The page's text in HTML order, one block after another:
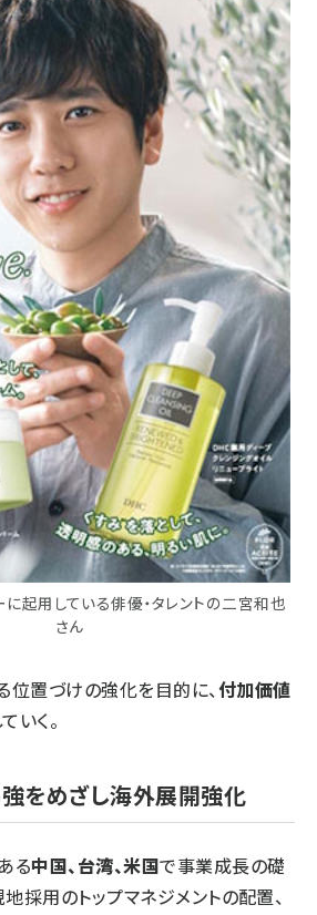
起用している俳優・タレントの二宮和也
さん
位置づけの強化を目的に、付加価値
いく。
をめざし海外展開強化
る中国、台湾、米国で事業成長の礎
地採用のトップマネジメントの配置、